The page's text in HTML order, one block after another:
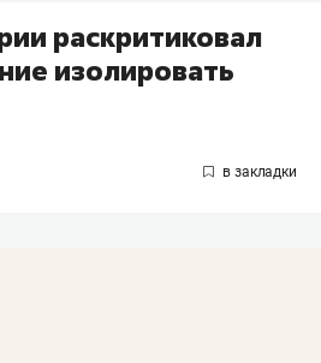
раскритиковал
изолировать